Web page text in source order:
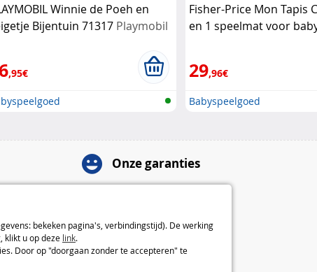
bekeken pagina's, verbindingstijd). De werking
klikt u op deze link.
Door op "doorgaan zonder te accepteren" te
Winnie de Poeh en
Bijentuin 71317 Playmobil
,95€
Fisher-Price Mon Tapis
en 1 speelmat voor
29,96€
Babyspeelgoed
Onze garanties
Herroepingsrecht van 14 dagen
Over ons
Juridische informatie